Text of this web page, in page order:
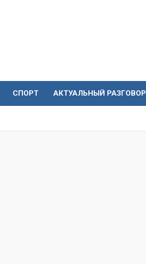
СПОРТ АКТУАЛЬНЫЙ РАЗГОВОР